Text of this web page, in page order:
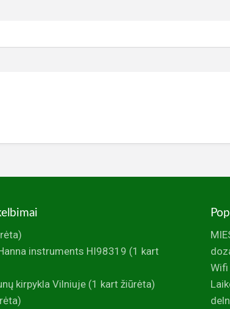
instruments HI98319 (1 kart
kirpykla Vilniuje(1 kart žiūrėta)
Wifi